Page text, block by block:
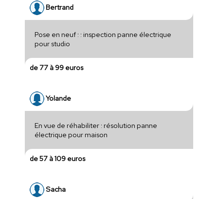
Bertrand
Pose en neuf : : inspection panne électrique
pour studio
de 77 à 99 euros
Yolande
En vue de réhabiliter : résolution panne
électrique pour maison
de 57 à 109 euros
Sacha